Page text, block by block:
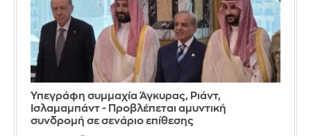
Υπεγράφη συμμαχία Άγκυρας, Ριάντ,
Ισλαμαμπάντ - Προβλέπεται αμυντική
συνδρομή σε σενάριο επίθεσης